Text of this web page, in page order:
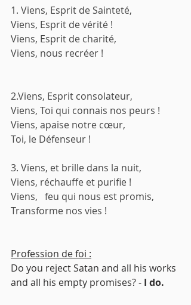
1. Viens, Esprit de Sainteté,
Viens, Esprit de vérité !
Viens, Esprit de charité,
Viens, nous recréer !
2.Viens, Esprit consolateur,
Viens, Toi qui connais nos peurs !
Viens, apaise notre cœur,
Toi, le Défenseur !
3. Viens, et brille dans la nuit,
Viens, réchauffe et purifie !
Viens,   feu qui nous est promis,
Transforme nos vies !
Profession de foi :
Do you reject Satan and all his works
and all his empty promises? - I do.